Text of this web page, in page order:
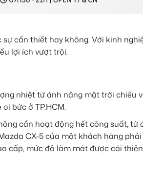
cần thiết hay không. Với kinh
lợi ích vượt trội:
nhiệt từ ánh nắng mặt trời chiếu
bức ở TP.HCM.
cần hoạt động hết công suất, từ
CX-5 của một khách hàng
cấp, mức độ làm mát được cải